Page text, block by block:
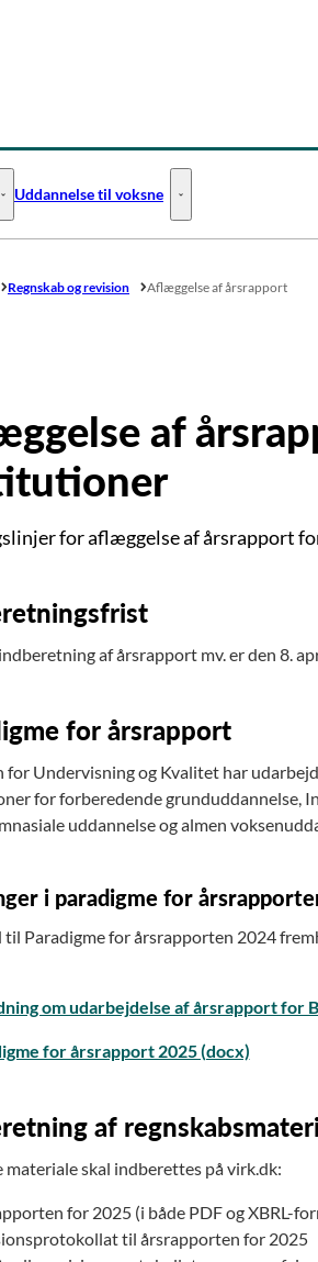
Uddannelse til unge - Flere links
Uddannelse til voksne Uddannelse til
Regnskab og revision Aflæggelse af årsrapport
af
for aflæggelse af årsrapport
af årsrapport mv. er den 8.
for årsrapport
for Undervisning og Kvalitet har
for forberedende grunduddannelse,
uddannelse og almen
i paradigme for
til Paradigme for årsrapporten 2024
om udarbejdelse af årsrapport for
for årsrapport 2025 (docx)
af
materiale skal indberettes på virk.dk:
for 2025 (i både PDF og XBRL-
til årsrapporten for 2025